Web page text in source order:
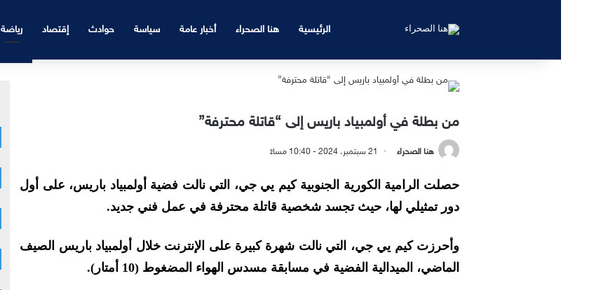
الرئيسية هنا الصحراء أخبار عامة سياسة حوادث إقتصاد رياضة
من بطلة في أولمبياد باريس إلى “قاتلة محترفة”
هنا الصحراء 21 سبتمبر، 2024 - 10:40 مساءً
حصلت الرامية الكورية الجنوبية كيم يي جي، التي نالت فضية أولمبياد باريس، على أول
دور تمثيلي لها، حيث تجسد شخصية قاتلة محترفة في عمل فني جديد.
وأحرزت كيم يي جي، التي نالت شهرة كبيرة على الإنترنت خلال أولمبياد باريس الصيف
الماضي، الميدالية الفضية في مسابقة مسدس الهواء المضغوط (10 أمتار).